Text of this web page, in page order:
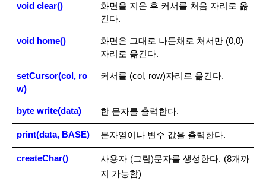
void clear()
화면을 지운 후 커서를 처음 자리로 옮
긴다.
void home()
화면은 그대로 나둔채로 처서만 (0,0)
자리로 옮긴다.
setCursor(col, ro
w)
커서를 (col, row)자리로 옮긴다.
byte write(data) 한 문자를 출력한다.
print(data, BASE) 문자열이나 변수 값을 출력한다.
createChar()
사용자 (그림)문자를 생성한다. (8개까
지 가능함)